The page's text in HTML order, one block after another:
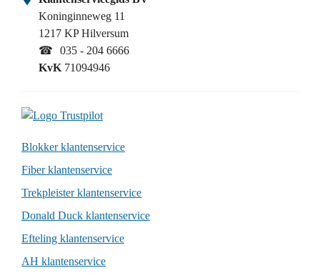
Koninginneweg 11
1217 KP Hilversum
☎
035 - 204 6666
KvK 71094946
Blokker klantenservice
Fiber klantenservice
Trekpleister klantenservice
Donald Duck klantenservice
Efteling klantenservice
AH klantenservice